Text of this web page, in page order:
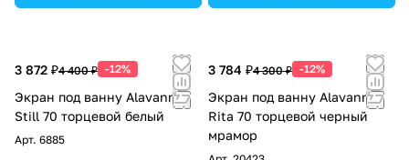
3 872 ₽4 400 ₽ -12%
Экран под ванну Alavann
Still 70 торцевой белый
Арт. 6885
3 784 ₽4 300 ₽ -12%
Экран под ванну Alavann
Rita 70 торцевой черный
мрамор